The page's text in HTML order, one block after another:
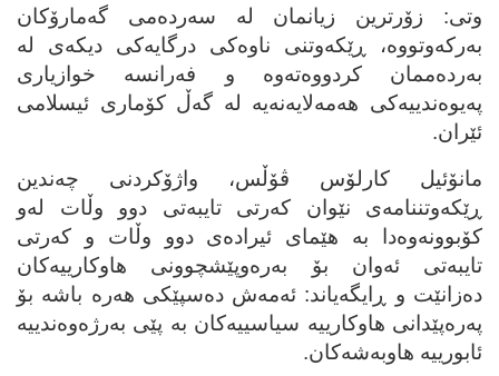
وتی: زۆرترین زیانمان له‌ سه‌رده‌می گه‌مارۆکان
به‌رکه‌وتووه‌، ڕێکه‌وتنی ناوه‌کی درگایه‌کی دیکه‌ی له‌
به‌رده‌ممان کردووه‌ته‌وه‌ و فه‌رانسه‌ خوازیاری
په‌یوه‌ندییه‌کی هه‌مه‌لایه‌نه‌یه‌ له‌ گه‌ڵ کۆماری ئیسلامی
ئێران.
مانۆئیل کارلۆس ڤۆڵس، واژۆکردنی چه‌ندین
ڕێکه‌وتننامه‌ی نێوان که‌رتی تایبه‌تی دوو وڵات له‌و
کۆبوونه‌وه‌دا به‌ هێمای ئیراده‌ی دوو وڵات و که‌رتی
تایبه‌تی ئه‌وان بۆ به‌ره‌وپێشچوونی هاوکارییه‌کان
ده‌زانێت و ڕایگه‌یاند: ئه‌مه‌ش ده‌سپێکی هه‌ره‌ باشه‌ بۆ
په‌ره‌پێدانی هاوکارییه‌ سیاسییه‌کان به‌ پێی به‌رژه‌وه‌ندییه‌
ئابورییه‌ هاوبه‌شه‌کان.